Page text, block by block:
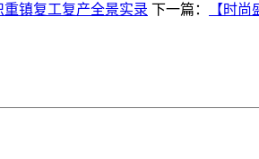
镇复工复产全景实录 下一篇： 【时